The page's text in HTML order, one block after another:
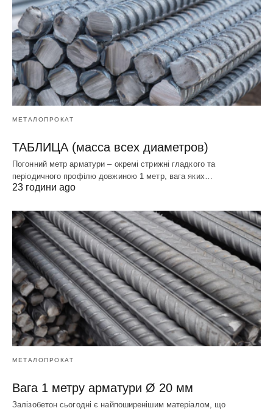
МЕТАЛОПРОКАТ
ТАБЛИЦА (масса всех диаметров)
Погонний метр арматури – окремі стрижні гладкого та
періодичного профілю довжиною 1 метр, вага яких…
23 години ago
МЕТАЛОПРОКАТ
Вага 1 метру арматури Ø 20 мм
Залізобетон сьогодні є найпоширенішим матеріалом, що